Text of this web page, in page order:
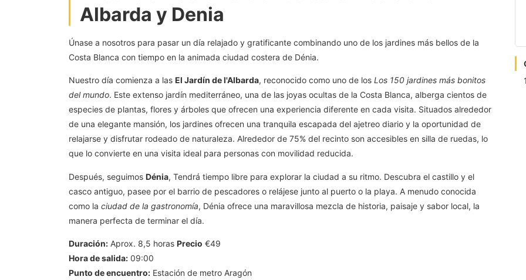
Albarda y Denia
Únase a nosotros para pasar un día relajado y gratificante combinando uno de los jardines más bellos de la
Costa Blanca con tiempo en la animada ciudad costera de Dénia.
Nuestro día comienza a las El Jardín de l'Albarda, reconocido como uno de los Los 150 jardines más bonitos
del mundo. Este extenso jardín mediterráneo, una de las joyas ocultas de la Costa Blanca, alberga cientos de
especies de plantas, flores y árboles que ofrecen una experiencia diferente en cada visita. Situados alrededor
de una elegante mansión, los jardines ofrecen una tranquila escapada del ajetreo diario y la oportunidad de
relajarse y disfrutar rodeado de naturaleza. Alrededor de 75% del recinto son accesibles en silla de ruedas, lo
que lo convierte en una visita ideal para personas con movilidad reducida.
Después, seguimos Dénia, Tendrá tiempo libre para explorar la ciudad a su ritmo. Descubra el castillo y el
casco antiguo, pasee por el barrio de pescadores o relájese junto al puerto o la playa. A menudo conocida
como la ciudad de la gastronomía, Dénia ofrece una maravillosa mezcla de historia, paisaje y sabor local, la
manera perfecta de terminar el día.
Duración: Aprox. 8,5 horas Precio €49
Hora de salida: 09:00
Punto de encuentro: Estación de metro Aragón